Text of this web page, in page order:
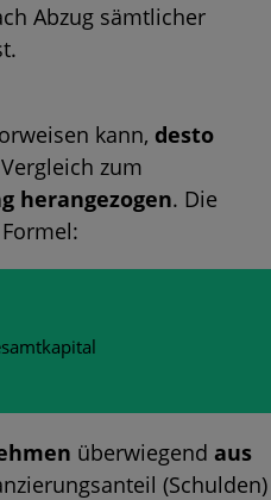
Abzug sämtlicher
kann, desto
zum
herangezogen. Die
überwiegend aus
(Schulden)